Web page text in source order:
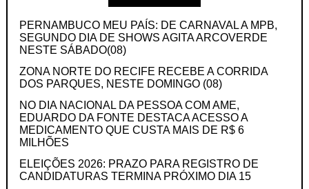
PERNAMBUCO MEU PAÍS: DE CARNAVAL A MPB,
SEGUNDO DIA DE SHOWS AGITA ARCOVERDE
NESTE SÁBADO(08)
ZONA NORTE DO RECIFE RECEBE A CORRIDA
DOS PARQUES, NESTE DOMINGO (08)
NO DIA NACIONAL DA PESSOA COM AME,
EDUARDO DA FONTE DESTACA ACESSO A
MEDICAMENTO QUE CUSTA MAIS DE R$ 6
MILHÕES
ELEIÇÕES 2026: PRAZO PARA REGISTRO DE
CANDIDATURAS TERMINA PRÓXIMO DIA 15